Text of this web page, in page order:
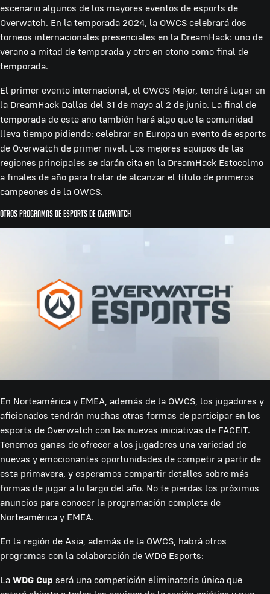
escenario algunos de los mayores eventos de esports de
Overwatch. En la temporada 2024, la OWCS celebrará dos
torneos internacionales presenciales en la DreamHack: uno de
verano a mitad de temporada y otro en otoño como final de
temporada.
El primer evento internacional, el OWCS Major, tendrá lugar en
la DreamHack Dallas del 31 de mayo al 2 de junio. La final de
temporada de este año también hará algo que la comunidad
lleva tiempo pidiendo: celebrar en Europa un evento de esports
de Overwatch de primer nivel. Los mejores equipos de las
regiones principales se darán cita en la DreamHack Estocolmo
a finales de año para tratar de alcanzar el título de primeros
campeones de la OWCS.
Otros programas de esports de Overwatch
En Norteamérica y EMEA, además de la OWCS, los jugadores y
aficionados tendrán muchas otras formas de participar en los
esports de Overwatch con las nuevas iniciativas de FACEIT.
Tenemos ganas de ofrecer a los jugadores una variedad de
nuevas y emocionantes oportunidades de competir a partir de
esta primavera, y esperamos compartir detalles sobre más
formas de jugar a lo largo del año. No te pierdas los próximos
anuncios para conocer la programación completa de
Norteamérica y EMEA.
En la región de Asia, además de la OWCS, habrá otros
programas con la colaboración de WDG Esports:
La WDG Cup será una competición eliminatoria única que